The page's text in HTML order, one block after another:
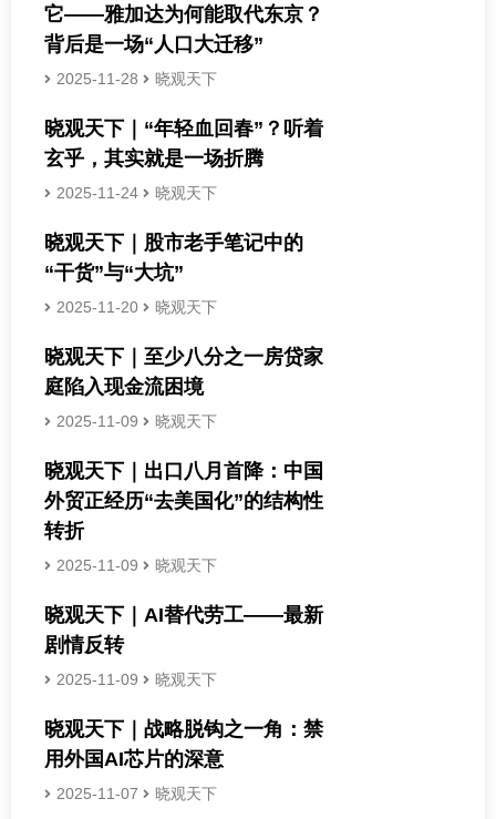
它——雅加达为何能取代东京？
背后是一场“人口大迁移”
2025-11-28 晓观天下
晓观天下｜“年轻血回春”？听着
玄乎，其实就是一场折腾
2025-11-24 晓观天下
晓观天下｜股市老手笔记中的
“干货”与“大坑”
2025-11-20 晓观天下
晓观天下｜至少八分之一房贷家
庭陷入现金流困境
2025-11-09 晓观天下
晓观天下｜出口八月首降：中国
外贸正经历“去美国化”的结构性
转折
2025-11-09 晓观天下
晓观天下｜AI替代劳工——最新
剧情反转
2025-11-09 晓观天下
晓观天下｜战略脱钩之一角：禁
用外国AI芯片的深意
2025-11-07 晓观天下